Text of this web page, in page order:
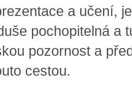
a učení,
pochopitelná a
pozornost a
cestou.